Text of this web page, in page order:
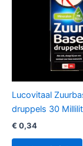
Lucovitaal
druppels 30
€ 0,34